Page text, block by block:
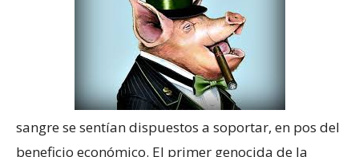
sangre se sentían dispuestos a soportar, en pos del
beneficio económico. El primer genocida de la